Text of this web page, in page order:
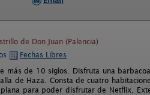
de Don Juan (Palencia)
Fechas Libres
más de 10 siglos. Disfruta una
de Haza. Consta de cuatro
para poder disfrutar de Netflix.